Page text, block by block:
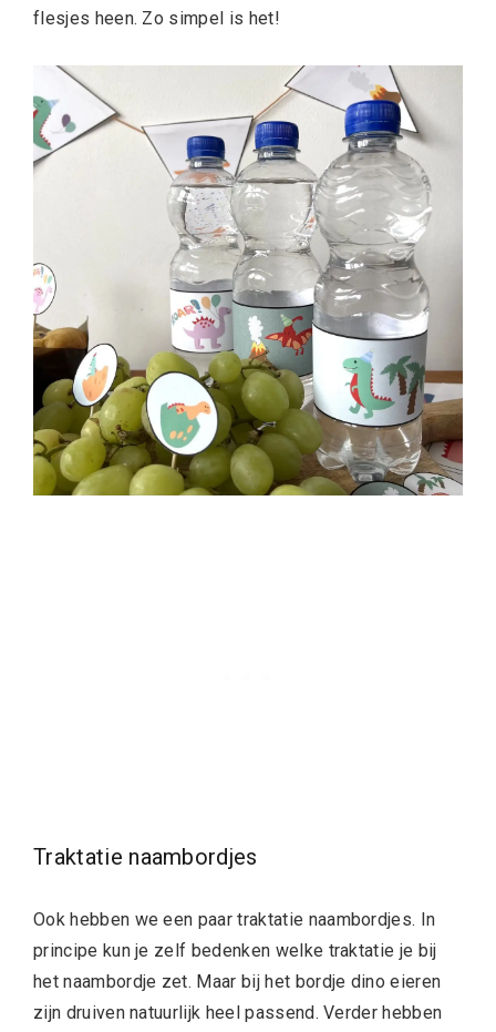
flesjes heen. Zo simpel is het!
Traktatie naambordjes
Ook hebben we een paar traktatie naambordjes. In
principe kun je zelf bedenken welke traktatie je bij
het naambordje zet. Maar bij het bordje dino eieren
zijn druiven natuurlijk heel passend. Verder hebben